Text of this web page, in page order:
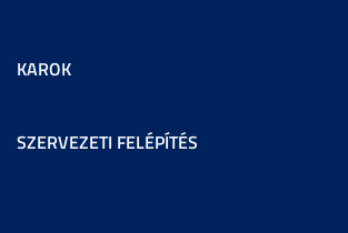
KAROK
SZERVEZETI FELÉPÍTÉS